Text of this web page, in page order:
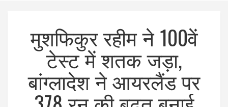
मुशफिकुर रहीम ने 100वें
टेस्ट में शतक जड़ा,
बांग्लादेश ने आयरलैंड पर